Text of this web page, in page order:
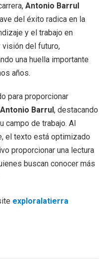
Antonio Barrul
del éxito radica en la
y el trabajo en
visión del futuro,
una huella importante
años.
para proporcionar
Antonio Barrul , destacando
campo de trabajo. Al
el texto está optimizado
proporcionar una lectura
buscan conocer más
exploralatierra